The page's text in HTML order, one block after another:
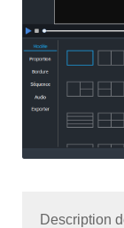
Description